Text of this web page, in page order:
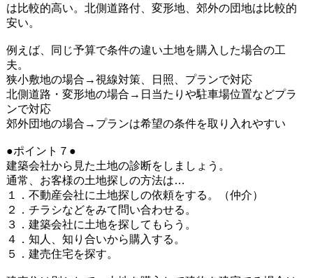
は比較的高い。北側道路付、変形地、郊外の団地は比較的
安い。
例えば、同じ予算で条件の違い土地を購入した場合の工
夫。
狭小敷地の場合→視線対策、日照、プランで対応
北側道路・変形地の場合→日当たりや駐車場位置などプラ
ンで対応
郊外団地の場合→プランは希望の条件を取り入れやすい
●ポイント７●
建築会社から見た土地の診断をしましょう。
通常、お客様の土地探しの方法は…
１．不動産会社に土地探しの依頼をする。（仲介）
２．チラシなどをみて問い合わせる。
３．建築会社に土地を探してもらう。
４．知人、知り合いから購入する。
５．建売住宅を探す。